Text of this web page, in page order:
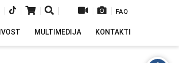
| | | | | | FAQ
MULTIMEDIJA KONTAKTI